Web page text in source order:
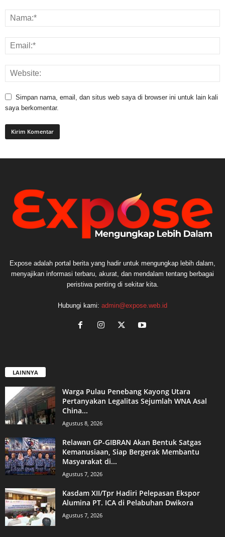
Simpan nama, email, dan situs web saya di browser ini untuk lain kali
saya berkomentar.
Expose adalah portal berita yang hadir untuk mengungkap lebih dalam,
menyajikan informasi terbaru, akurat, dan mendalam tentang berbagai
peristiwa penting di sekitar kita.
Hubungi kami: admin@expose.web.id
LAINNYA
Warga Pulau Penebang Kayong Utara
Pertanyakan Legalitas Sejumlah WNA Asal
China...
Agustus 8, 2026
Relawan GP-GIBRAN Akan Bentuk Satgas
Kemanusiaan, Siap Bergerak Membantu
Masyarakat di...
Agustus 7, 2026
Kasdam XII/Tpr Hadiri Pelepasan Ekspor
Alumina PT. ICA di Pelabuhan Dwikora
Agustus 7, 2026